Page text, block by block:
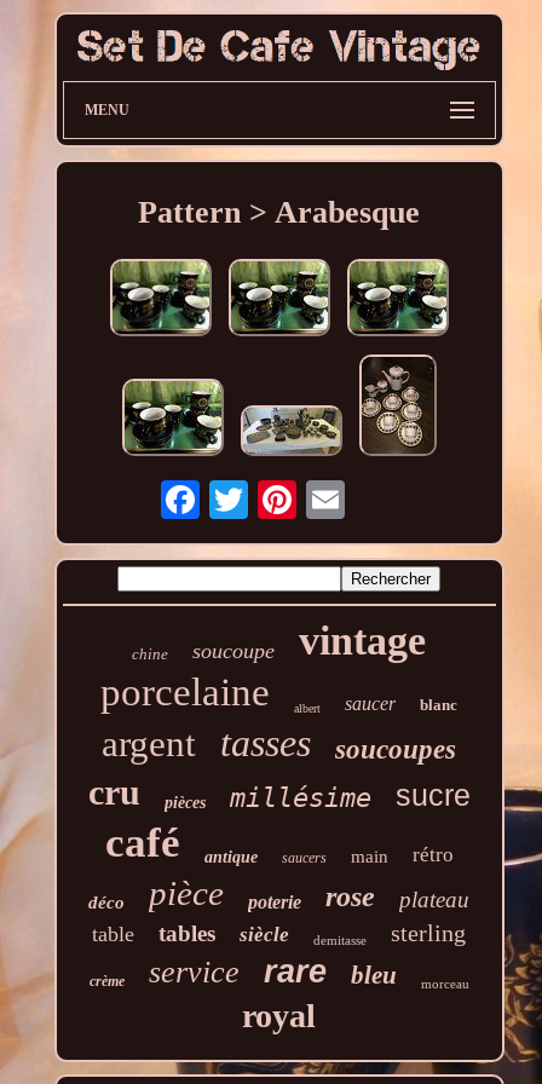
MENU
Pattern > Arabesque
chine soucoupe vintage
porcelaine albert saucer blanc
argent tasses soucoupes
cru pièces millésime sucre
café antique saucers main rétro
déco pièce poterie rose plateau
table tables siècle demitasse sterling
crème service rare bleu morceau
royal